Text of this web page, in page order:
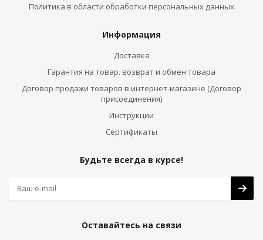
Политика в области обработки персональных данных
Информация
Доставка
Гарантия на товар. возврат и обмен товара
Договор продажи товаров в интернет-магазине (Договор
присоединения)
Инструкции
Сертификаты
Будьте всегда в курсе!
Оставайтесь на связи